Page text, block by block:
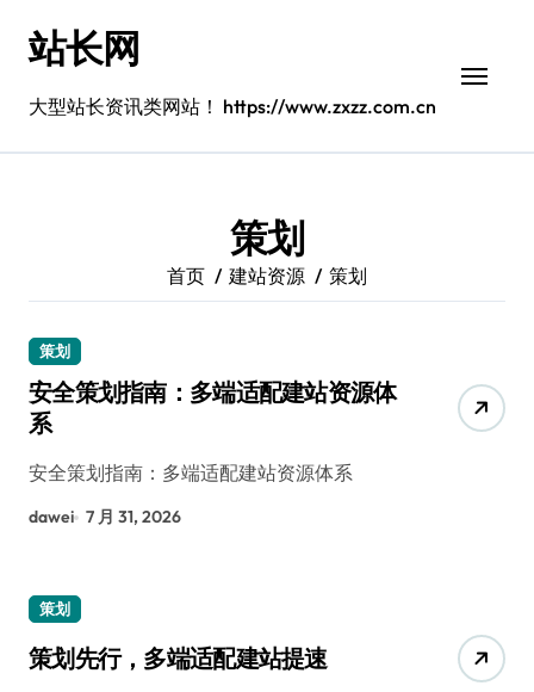
站长网
大型站长资讯类网站！ https://www.zxzz.com.cn
策划
首页 建站资源 策划
策划
安全策划指南：多端适配建站资源体
系
安全策划指南：多端适配建站资源体系
dawei 7 月 31, 2026
策划
策划先行，多端适配建站提速